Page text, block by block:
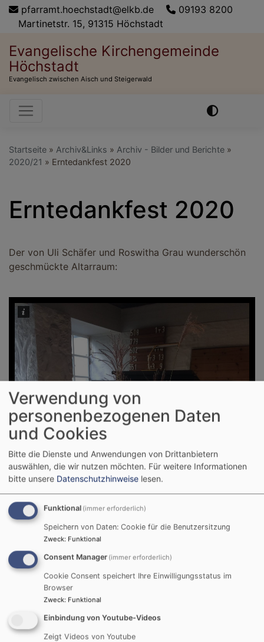
Direktpfarramt.hoechstadt@elkb.de
09193 8200
Martinetstr. 15, 91315 Höchstadt
Evangelische Kirchengemeinde
Höchstadt
Evangelisch zwischen Aisch und Steigerwald
Hauptnavigation
Startseite Archiv&Links
Archiv - Bilder und Berichte
2020/21
Erntedankfest 2020
Erntedankfest 2020
Der von Uli Schäfer und Roswitha Grau wunderschön
geschmückte Altarraum:
Verwendung von
personenbezogenen Daten
und Cookies
Bitte die Dienste und Anwendungen von Drittanbietern
auswählen, die wir nutzen möchten. Für weitere Informationen
bitte unsere Datenschutzhinweise lesen.
Funktional (immer erforderlich)
Speichern von Daten: Cookie für die Benutzersitzung
Zweck: Funktional
Consent Manager (immer erforderlich)
Cookie Consent speichert Ihre Einwilligungsstatus im
Browser
Zweck: Funktional
Einbindung von Youtube-Videos
Zeigt Videos von Youtube